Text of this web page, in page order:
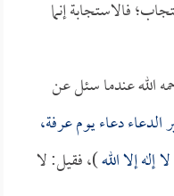
فالاستجابة إنما
الله عندما سئل عن
الدعاء دعاء يوم عرفة،
إله إلا الله)، فقيل: لا